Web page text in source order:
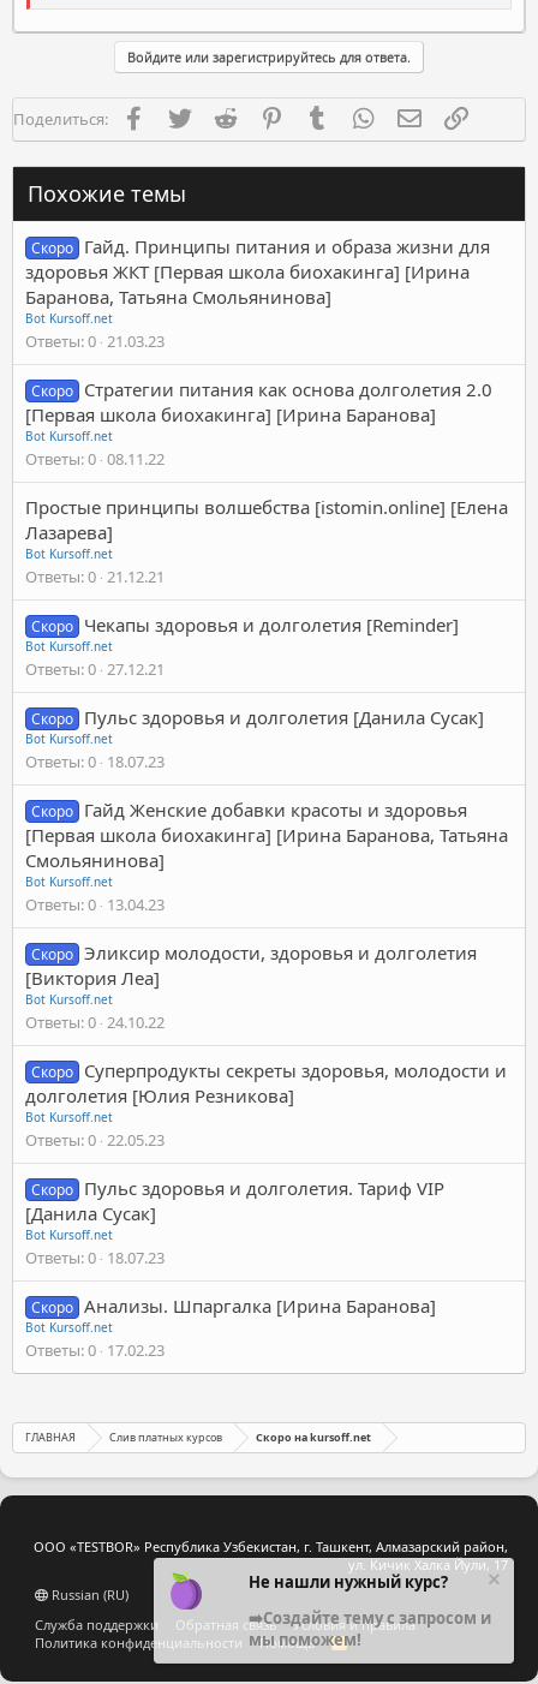
Войдите или зарегистрируйтесь для ответа.
Поделиться: FacebookTwitter Reddit PinterestTumblr WhatsAppЭлектронная
Похожие темы
Скоро Гайд. Принципы питания и образа жизни для
здоровья ЖКТ [Первая школа биохакинга] [Ирина
Баранова, Татьяна Смольянинова]
Bot Kursoff.net
Ответы 0 21.03.23
Скоро Стратегии питания как основа долголетия 2.0
[Первая школа биохакинга] [Ирина Баранова]
Bot Kursoff.net
Ответы 0 08.11.22
Простые принципы волшебства [istomin.online] [Елена
Лазарева]
Bot Kursoff.net
Ответы 0 21.12.21
Скоро Чекапы здоровья и долголетия [Reminder]
Bot Kursoff.net
Ответы 0 27.12.21
Скоро Пульс здоровья и долголетия [Данила Сусак]
Bot Kursoff.net
Ответы 0 18.07.23
Скоро Гайд Женские добавки красоты и здоровья
[Первая школа биохакинга] [Ирина Баранова, Татьяна
Смольянинова]
Bot Kursoff.net
Ответы 0 13.04.23
Скоро Эликсир молодости, здоровья и долголетия
[Виктория Леа]
Bot Kursoff.net
Ответы 0 24.10.22
Скоро Суперпродукты секреты здоровья, молодости и
долголетия [Юлия Резникова]
Bot Kursoff.net
Ответы 0 22.05.23
Скоро Пульс здоровья и долголетия. Тариф VIP
[Данила Сусак]
Bot Kursoff.net
Ответы 0 18.07.23
Скоро Анализы. Шпаргалка [Ирина Баранова]
Bot Kursoff.net
Ответы 0 17.02.23
ГЛАВНАЯ Слив платных курсов Скоро на kursoff.net
ООО «TESTBOR» Республика Узбекистан, г. Ташкент, Алмазарский район,
ул. Кичик Халка Йули, 17
Russian (RU)
Служба поддержки
Обратная связь
Условия и правила
Политика конфиденциальности
Помощь
R
Не нашли нужный курс?
➡️Создайте тему с запросом и
мы поможем!